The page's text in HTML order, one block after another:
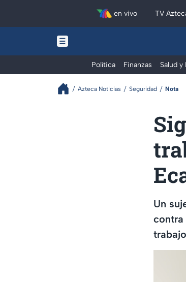
en vivo TV
Política Finanzas Salud y
Azteca Noticias Seguridad Nota
Un
contra